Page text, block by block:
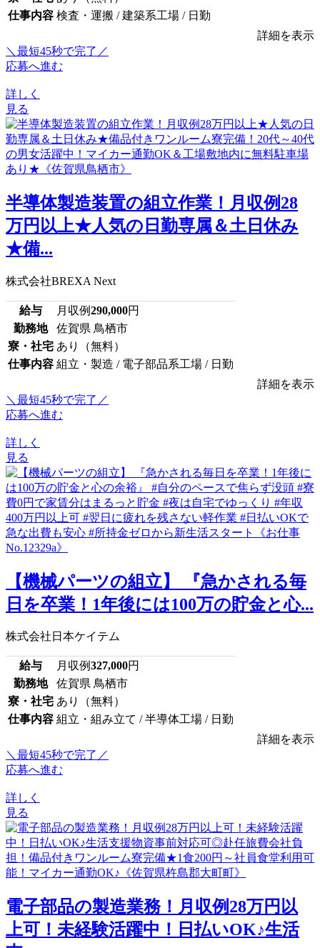
仕事内容 検査・運搬 / 建築系工場 / 日勤
詳細を表示
＼最短45秒で完了／
応募へ進む
詳しく
見る
半導体製造装置の組立作業！月収例28
万円以上★人気の日勤専属＆土日休み
★備...
株式会社BREXA Next
給与 月収例290,000円
勤務地
佐賀県 鳥栖市
寮・社宅 あり（無料）
仕事内容 組立・製造 / 電子部品系工場 / 日勤
詳細を表示
＼最短45秒で完了／
応募へ進む
詳しく
見る
【機械パーツの組立】 『急かされる毎
日を卒業！1年後には100万の貯金と心...
株式会社日本ケイテム
給与 月収例327,000円
勤務地
佐賀県 鳥栖市
寮・社宅 あり（無料）
仕事内容 組立・組み立て / 半導体工場 / 日勤
詳細を表示
＼最短45秒で完了／
応募へ進む
詳しく
見る
電子部品の製造業務！月収例28万円以
上可！未経験活躍中！日払いOK♪生活